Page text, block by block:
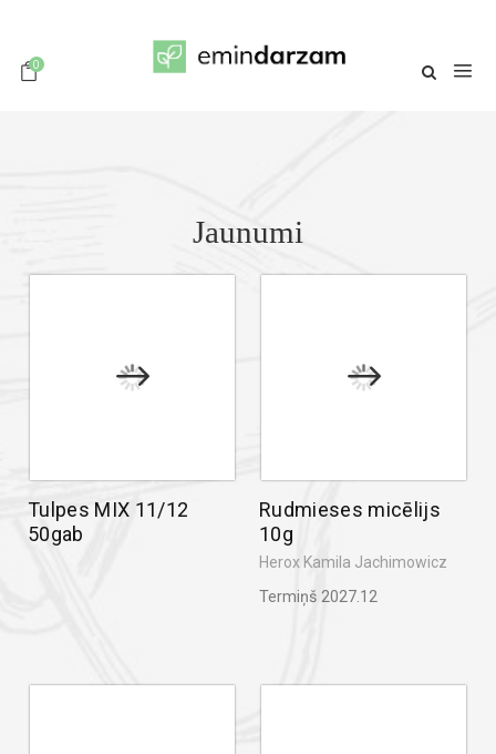
0
Jaunumi
Tulpes MIX 11/12
50gab
Rudmieses micēlijs
10g
Herox Kamila Jachimowicz
Termiņš 2027.12